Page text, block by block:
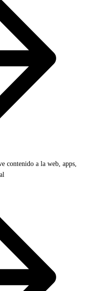
contenido a la web, apps,